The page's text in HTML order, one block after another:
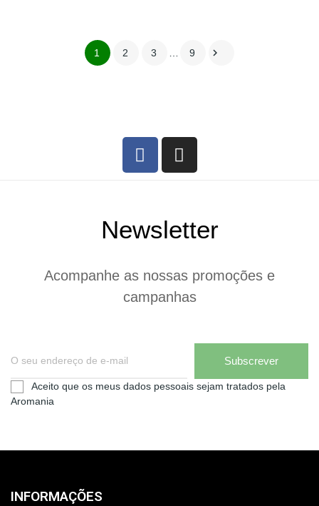
1 2 3 9 
Newsletter
Acompanhe as nossas promoções e
campanhas
Subscrever
Aceito que os meus dados pessoais sejam tratados pela
Aromania
INFORMAÇÕES